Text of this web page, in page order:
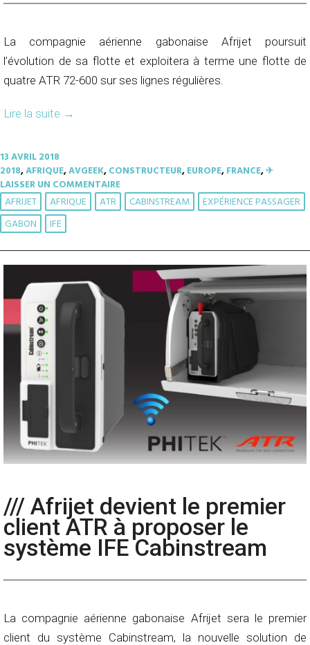
La compagnie aérienne gabonaise Afrijet poursuit
l’évolution de sa flotte et exploitera à terme une flotte de
quatre ATR 72-600 sur ses lignes régulières.
Lire la suite →
13 AVRIL 2018
2018,AFRIQUE,AVGEEK,CONSTRUCTEUR,EUROPE,FRANCE,✈︎
LAISSER UN COMMENTAIRE
AFRIJET AFRIQUE ATR CABINSTREAM
EXPÉRIENCE PASSAGER
GABON
IFE
/// Afrijet devient le premier
client ATR à proposer le
système IFE Cabinstream
La compagnie aérienne gabonaise Afrijet sera le premier
client du système Cabinstream, la nouvelle solution de